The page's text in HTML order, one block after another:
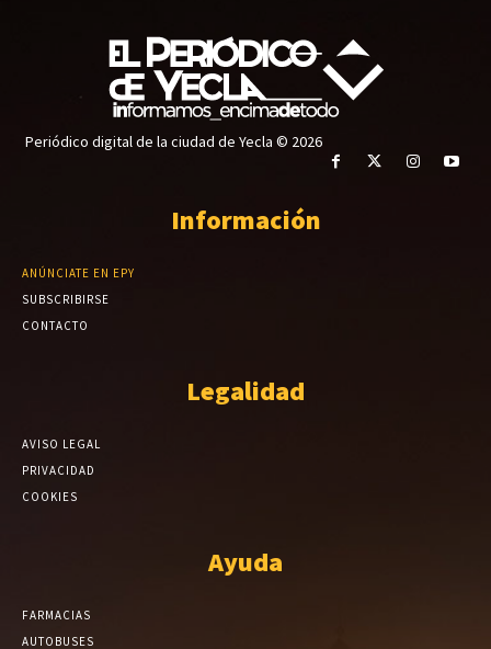
Periódico digital de la ciudad de Yecla © 2026
Información
ANÚNCIATE EN EPY
SUBSCRIBIRSE
CONTACTO
Legalidad
AVISO LEGAL
PRIVACIDAD
COOKIES
Ayuda
FARMACIAS
AUTOBUSES